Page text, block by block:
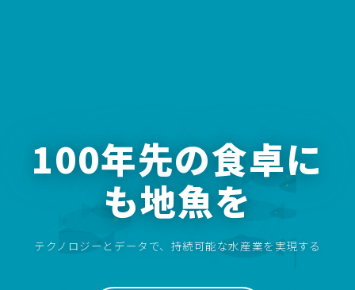
100年先の食卓に
も地魚を
テクノロジーとデータで、持続可能な水産業を実現する